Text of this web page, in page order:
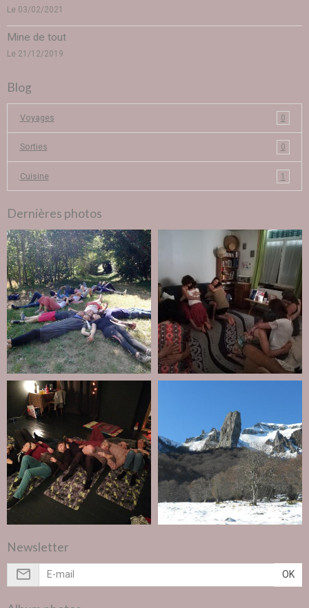
Le 03/02/2021
Mine de tout
Le 21/12/2019
Blog
Voyages 0
Sorties 0
Cuisine 1
Dernières photos
Newsletter
OK